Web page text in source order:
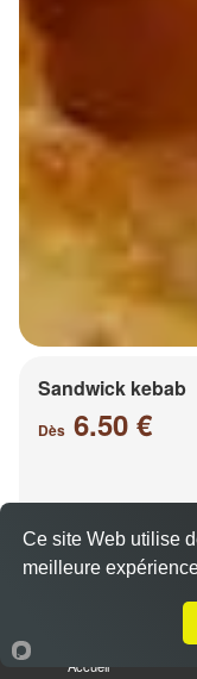
Sandwick kebab
Dès 6.50 €
Accueil
Ce site Web utilise
meilleure